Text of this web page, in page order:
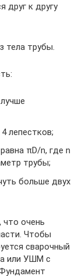
друг к другу
тела трубы.
лепестков;
πD/n, где n
трубы;
больше двух
что очень
Чтобы
сварочный
или УШМ с